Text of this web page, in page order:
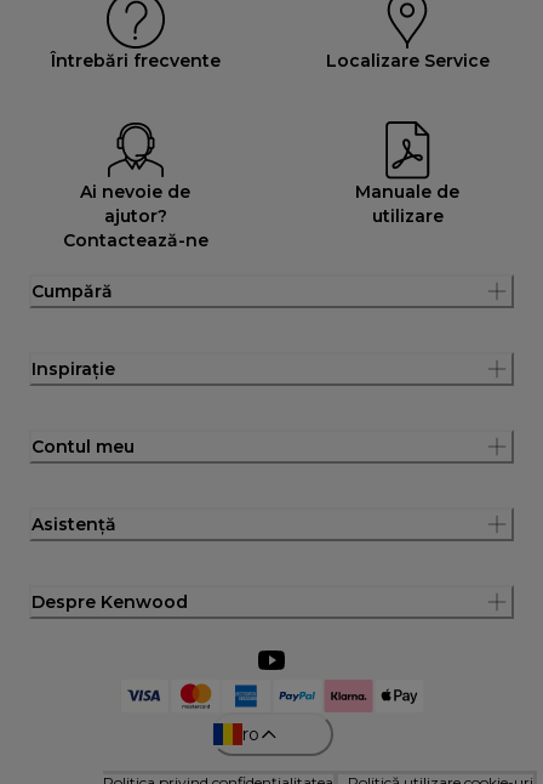
Întrebări frecvente Localizare Service
Ai nevoie de
ajutor?
Contactează-ne
Manuale de
utilizare
Cumpără
Inspirație
Contul meu
Asistență
Despre Kenwood
ro